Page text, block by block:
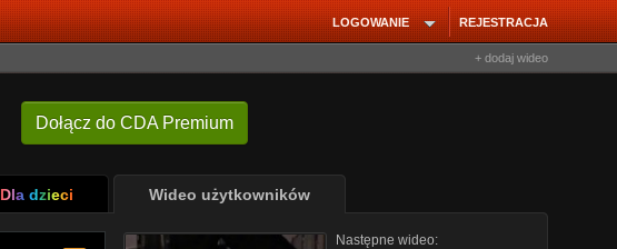
REJESTRACJA
LOGOWANIE
+ dodaj wideo
Dołącz do CDA Premium
Dla dzieci Wideo użytkowników
Następne wideo: